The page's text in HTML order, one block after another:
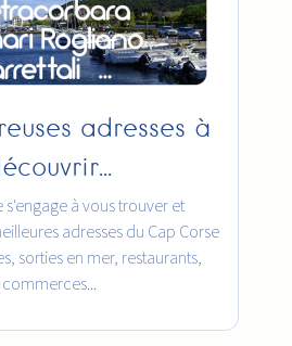
adresses à
s'engage à vous trouver et
adresses du Cap Corse
sorties en mer, restaurants,
commerces...